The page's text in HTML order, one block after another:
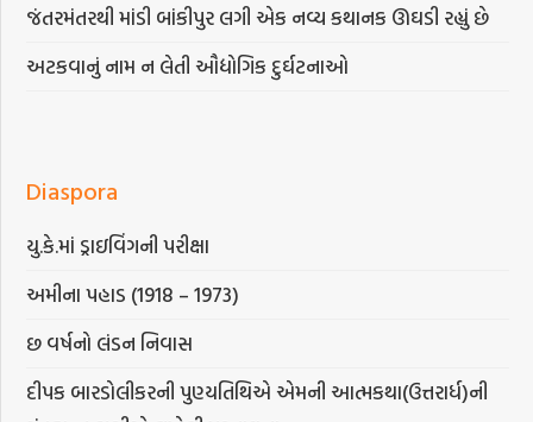
જંતરમંતરથી માંડી બાંકીપુર લગી એક નવ્ય કથાનક ઊઘડી રહ્યું છે
અટકવાનું નામ ન લેતી ઔદ્યોગિક દુર્ઘટનાઓ
Diaspora
યુ.કે.માં ડ્રાઇવિંગની પરીક્ષા
અમીના પહાડ (1918 – 1973)
છ વર્ષનો લંડન નિવાસ
દીપક બારડોલીકરની પુણ્યતિથિએ એમની આત્મકથા(ઉત્તરાર્ધ)ની